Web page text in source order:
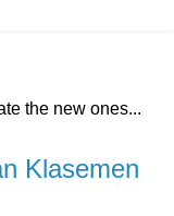
the new ones...
Klasemen